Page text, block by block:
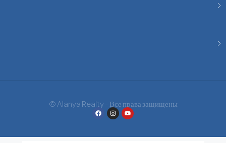
© Alanya Realty - Все права защищены